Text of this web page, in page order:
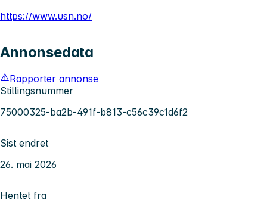
https://www.usn.no/
Annonsedata
Rapporter annonse
Stillingsnummer
75000325-ba2b-491f-b813-c56c39c1d6f2
Sist endret
26. mai 2026
Hentet fra